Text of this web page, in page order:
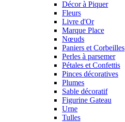
Décor à Piquer
Fleurs
Livre d'Or
Marque Place
Nœuds
Paniers et Corbeilles
Perles à parsemer
Pétales et Confettis
Pinces décoratives
Plumes
Sable décoratif
Figurine Gateau
Urne
Tulles